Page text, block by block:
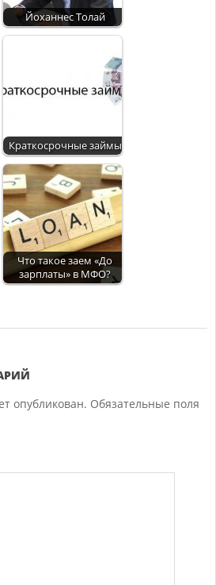
Йоханнес Толай
Краткосрочные займы
Что такое заем «До
зарплаты» в МФО?
опубликован. Обязательные поля